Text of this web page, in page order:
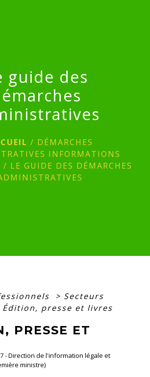
guide des
/ DÉMARCHES
INFORMATIONS
/ LE GUIDE DES DÉMARCHES
> Secteurs
Édition, presse et livres
PRESSE ET
- Direction de l'information légale et
ministre)